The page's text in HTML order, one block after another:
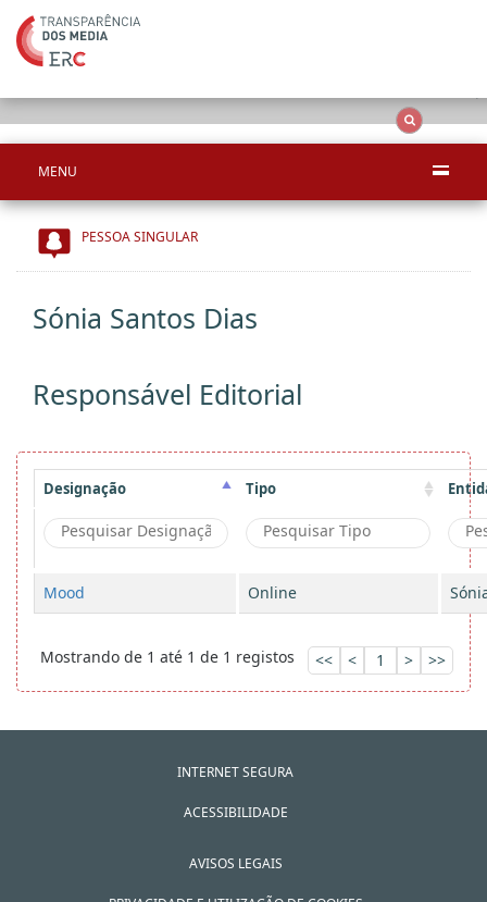
MENU
PESSOA SINGULAR
Sónia Santos Dias
Responsável Editorial
Designação Tipo
Mood Online
Mostrando de 1 até 1 de 1 registos << < 1 > >>
INTERNET SEGURA
ACESSIBILIDADE
AVISOS LEGAIS